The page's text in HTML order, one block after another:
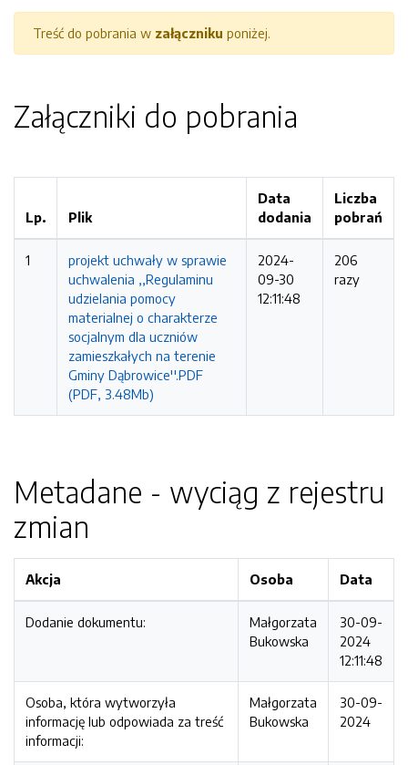
Treść do pobrania w załączniku poniżej.
Załączniki do pobrania
Lp. Plik
Data
dodania
Liczba
pobrań
1
projekt uchwały w sprawie
uchwalenia ,,Regulaminu
udzielania pomocy
materialnej o charakterze
socjalnym dla uczniów
zamieszkałych na terenie
Gminy Dąbrowice''.PDF
(PDF, 3.48Mb)
2024-
09-30
12:11:48
206
razy
Metadane - wyciąg z rejestru
zmian
Akcja Osoba Data
Dodanie dokumentu:
Małgorzata
Bukowska
30-09-
2024
12:11:48
Osoba, która wytworzyła
informację lub odpowiada za treść
informacji:
Małgorzata
Bukowska
30-09-
2024